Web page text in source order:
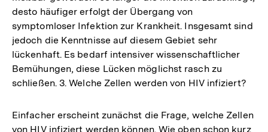
desto häufiger erfolgt der Übergang von
symptomloser Infektion zur Krankheit. Insgesamt sind
jedoch die Kenntnisse auf diesem Gebiet sehr
lückenhaft. Es bedarf intensiver wissenschaftlicher
Bemühungen, diese Lücken möglichst rasch zu
schließen. 3. Welche Zellen werden von HIV infiziert?
Einfacher erscheint zunächst die Frage, welche Zellen
von HIV infiziert werden können. Wie oben schon kurz